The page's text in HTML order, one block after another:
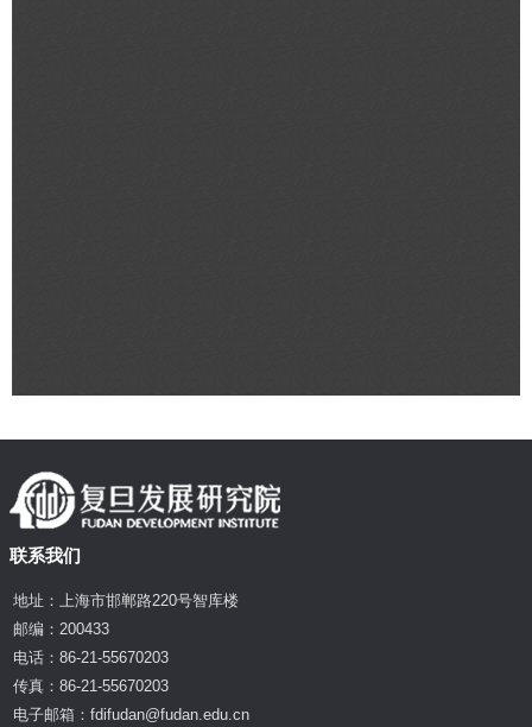
联系我们
地址：上海市邯郸路220号智库楼
邮编：200433
电话：86-21-55670203
传真：86-21-55670203
电子邮箱：fdifudan@fudan.edu.cn